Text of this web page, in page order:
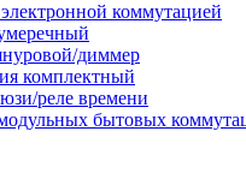
коммутацией
диммер
комплектный
реле времени
бытовых